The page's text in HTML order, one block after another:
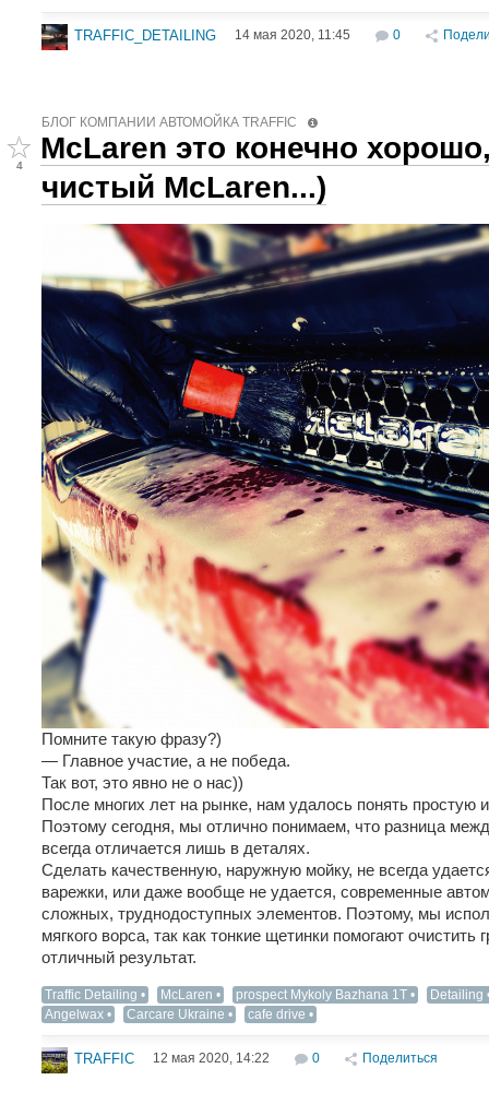
TRAFFIC_DETAILING 14 мая 2020, 11:45 0
БЛОГ КОМПАНИИ АВТОМОЙКА TRAFFIC
4
McLaren это конечно
чистый McLaren...)
Помните такую фразу?)
— Главное участие, а не победа.
Так вот, это явно не о нас))
После многих лет на рынке, нам удалось понять простую
Поэтому сегодня, мы отлично понимаем, что разница
всегда отличается лишь в деталях.
Сделать качественную, наружную мойку, не всегда
варежки, или даже вообще не удается, современные
сложных, труднодоступных элементов. Поэтому, мы
мягкого ворса, так как тонкие щетинки помогают очистить
отличный результат.
Traffic Detailing McLaren prospect Mykoly Bazhana 1T
Detailing‬
Angelwax
Carcare Ukraine cafe drive
TRAFFIC 12 мая 2020, 14:22 0 Поделиться